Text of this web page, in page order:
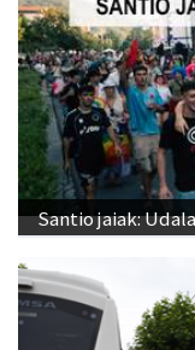
Santio jaiak: